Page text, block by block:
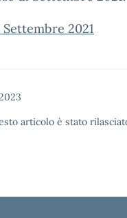
2021
articolo è stato